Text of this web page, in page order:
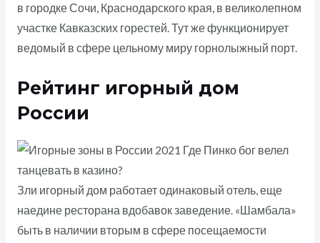
в городке Сочи, Краснодарского края, в великолепном
участке Кавказских горестей. Тут же функционирует
ведомый в сфере цельному миру горнолыжный порт.
Рейтинг игорный дом
России
Зли игорный дом работает одинаковый отель, еще
наедине ресторана вдобавок заведение. «Шамбала»
быть в наличии вторым в сфере посещаемости